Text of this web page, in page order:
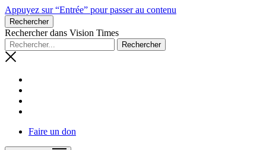
Appuyez sur “Entrée” pour passer au contenu
Rechercher
Rechercher dans Vision Times
Faire un don